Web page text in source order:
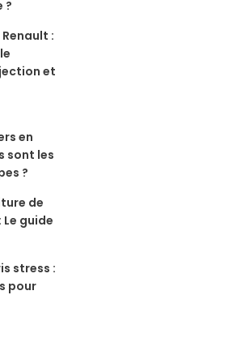
?
:
et
en
sont les
?
de
Le guide
stress :
pour